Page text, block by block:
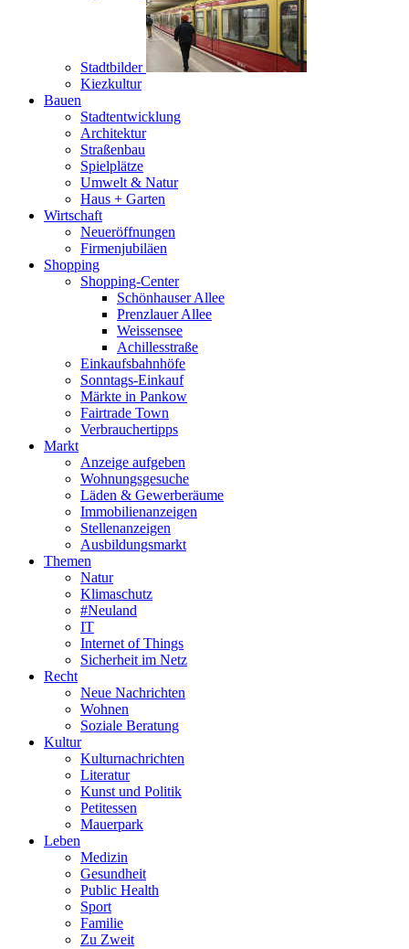
Stadtbilder
Kiezkultur
Bauen
Stadtentwicklung
Architektur
Straßenbau
Spielplätze
Umwelt & Natur
Haus + Garten
Wirtschaft
Neueröffnungen
Firmenjubiläen
Shopping
Shopping-Center
Schönhauser Allee
Prenzlauer Allee
Weissensee
Achillesstraße
Einkaufsbahnhöfe
Sonntags-Einkauf
Märkte in Pankow
Fairtrade Town
Verbrauchertipps
Markt
Anzeige aufgeben
Wohnungsgesuche
Läden & Gewerberäume
Immobilienanzeigen
Stellenanzeigen
Ausbildungsmarkt
Themen
Natur
Klimaschutz
#Neuland
IT
Internet of Things
Sicherheit im Netz
Recht
Neue Nachrichten
Wohnen
Soziale Beratung
Kultur
Kulturnachrichten
Literatur
Kunst und Politik
Petitessen
Mauerpark
Leben
Medizin
Gesundheit
Public Health
Sport
Familie
Zu Zweit